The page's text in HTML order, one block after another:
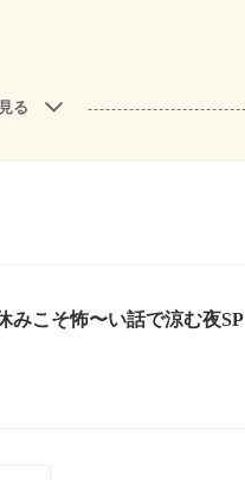
る
みこそ怖〜い話で涼む夜SP